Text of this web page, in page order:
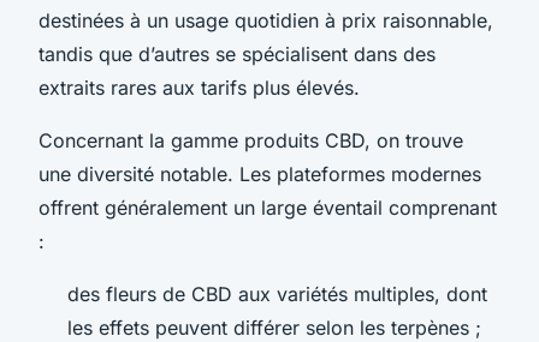
destinées à un usage quotidien à prix raisonnable,
tandis que d’autres se spécialisent dans des
extraits rares aux tarifs plus élevés.
Concernant la gamme produits CBD, on trouve
une diversité notable. Les plateformes modernes
offrent généralement un large éventail comprenant
:
des fleurs de CBD aux variétés multiples, dont
les effets peuvent différer selon les terpènes ;